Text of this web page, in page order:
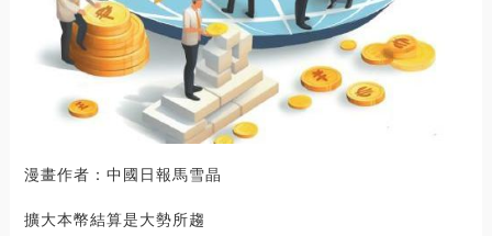
漫畫作者：中國日報馬雪晶
擴大本幣結算是大勢所趨